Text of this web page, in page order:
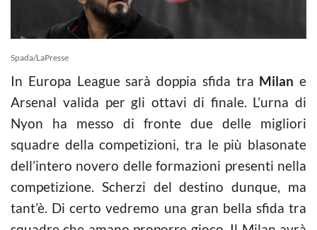
Spada/LaPresse
In Europa League sarà doppia sfida tra Milan e
Arsenal valida per gli ottavi di finale. L’urna di
Nyon ha messo di fronte due delle migliori
squadre della competizioni, tra le più blasonate
dell’intero novero delle formazioni presenti nella
competizione. Scherzi del destino dunque, ma
tant’è. Di certo vedremo una gran bella sfida tra